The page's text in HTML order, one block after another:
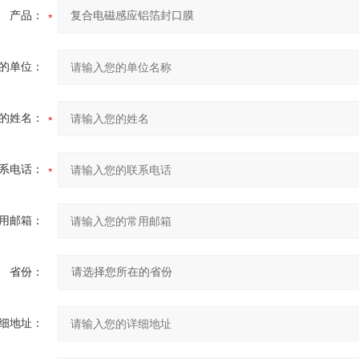
产品：
单位：
姓名：
电话：
邮箱：
省份：
地址：